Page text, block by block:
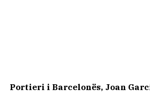
Portieri i Barcelonës, Joan